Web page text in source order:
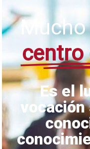
Mucho
centro
Es el